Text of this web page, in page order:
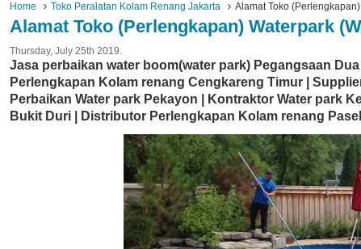
Home Toko Peralatan Kolam Renang Jakarta Alamat Toko
Alamat Toko (Perlengkapan) Waterpark
Thursday, July 25th 2019.
Jasa perbaikan water boom(water park) Pegangsaan
Perlengkapan Kolam renang Cengkareng Timur |
Perbaikan Water park Pekayon | Kontraktor Water park
Bukit Duri | Distributor Perlengkapan Kolam renang
BEST SELLER